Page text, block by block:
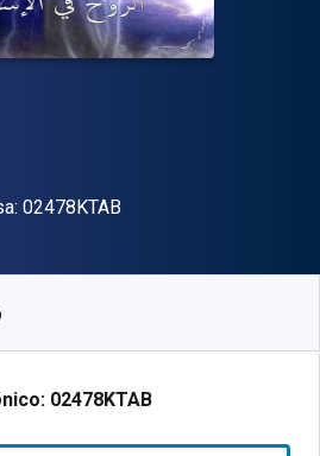
02478KTAB"ISBN-13 02478KTAB"
02478KTAB